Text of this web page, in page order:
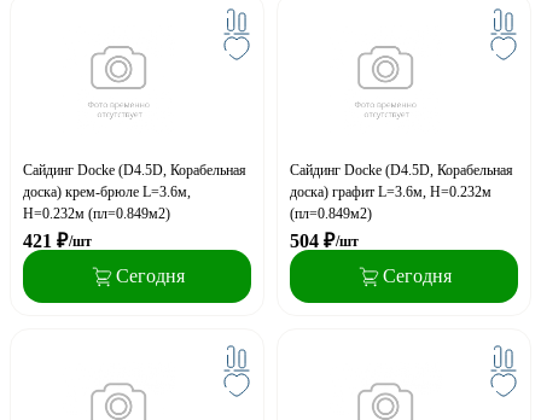
Сайдинг Docke (D4.5D, Корабельная
доска) крем-брюле L=3.6м,
H=0.232м (пл=0.849м2)
421 ₽/шт
Сегодня
Сайдинг Docke (D4.5D, Корабельная
доска) графит L=3.6м, H=0.232м
(пл=0.849м2)
504 ₽/шт
Сегодня